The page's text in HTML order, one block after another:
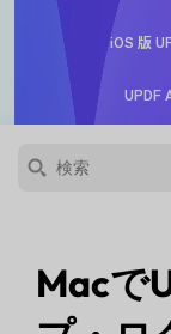
iOS 版
UPDF
Macで